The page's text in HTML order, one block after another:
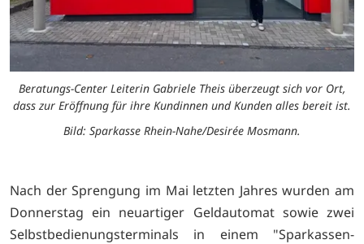
Beratungs-Center Leiterin Gabriele Theis überzeugt sich vor Ort,
dass zur Eröffnung für ihre Kundinnen und Kunden alles bereit ist.
Bild: Sparkasse Rhein-Nahe/Desirée Mosmann.
Nach der Sprengung im Mai letzten Jahres wurden am
Donnerstag ein neuartiger Geldautomat sowie zwei
Selbstbedienungsterminals in einem "Sparkassen-